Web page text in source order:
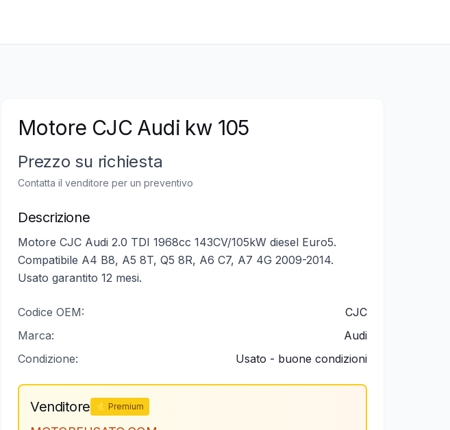
Motore CJC Audi kw 105
Prezzo su richiesta
Contatta il venditore per un preventivo
Descrizione
Motore CJC Audi 2.0 TDI 1968cc 143CV/105kW diesel Euro5.
Compatibile A4 B8, A5 8T, Q5 8R, A6 C7, A7 4G 2009-2014.
Usato garantito 12 mesi.
Codice OEM:
CJC
Marca:
Audi
Condizione:
Usato - buone condizioni
Venditore ⭐ Premium